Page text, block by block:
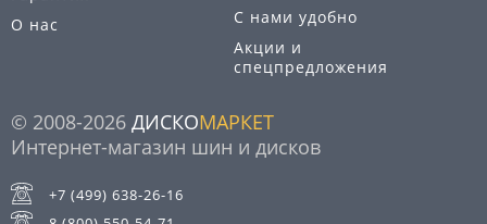
О нас
С нами удобно
Акции и
спецпредложения
© 2008-2026 ДИСКОМАРКЕТ
Интернет-магазин шин и дисков
+7 (499) 638-26-16